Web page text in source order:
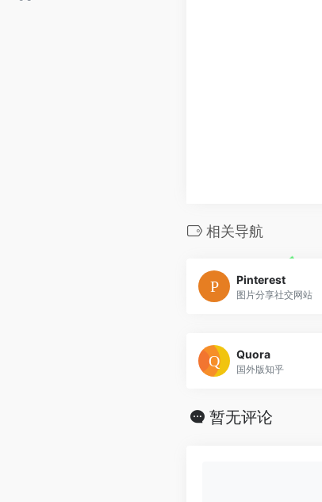
相关导航
Pinterest
图片分享社交网站
Quora
国外版知乎
暂无评论